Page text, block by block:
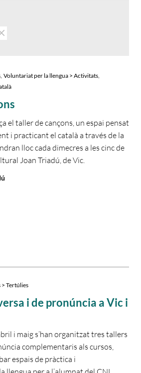
Voluntariat per la llengua > Activitats
el taller de cançons, un espai pensat
i practicant el català a través de la
lloc cada dimecres a les cinc de
Joan Triadú, de Vic.
Tertúlies
i de pronúncia a Vic i
i maig s’han organitzat tres tallers
complementaris als cursos,
espais de pràctica i